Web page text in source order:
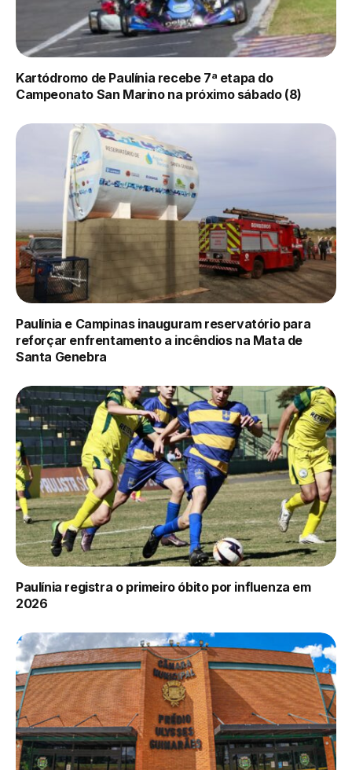
Kartódromo de Paulínia recebe 7ª etapa do
Campeonato San Marino na próximo sábado (8)
Paulínia e Campinas inauguram reservatório para
reforçar enfrentamento a incêndios na Mata de
Santa Genebra
Paulínia registra o primeiro óbito por influenza em
2026